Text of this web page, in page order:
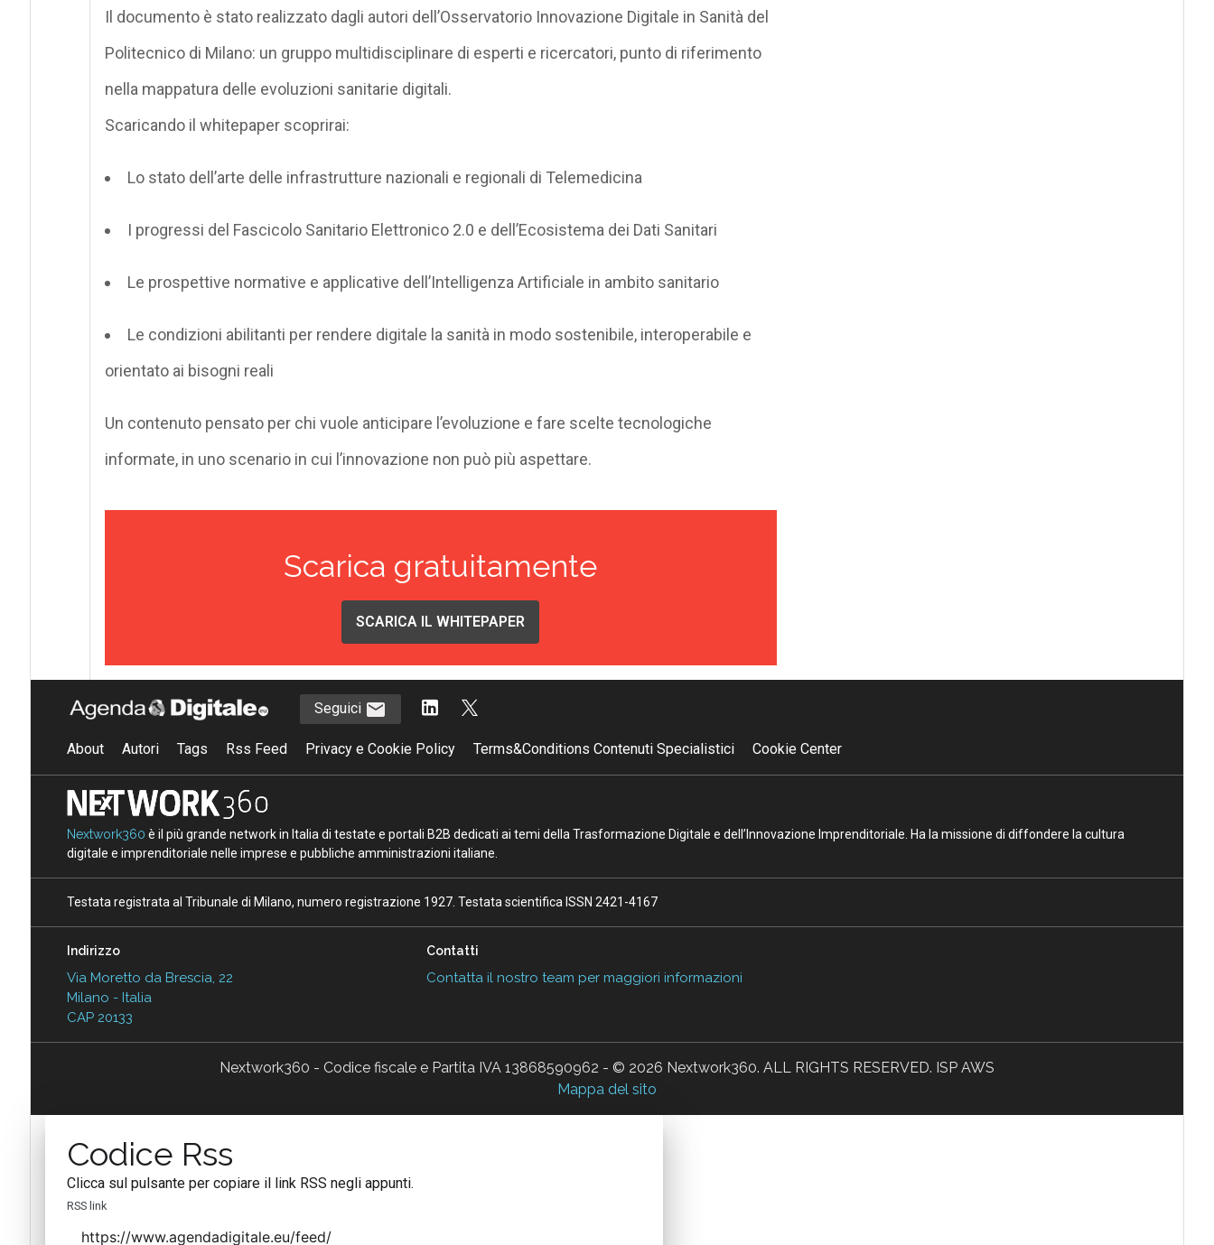
Il documento è stato realizzato dagli autori dell’Osservatorio Innovazione Digitale in Sanità del
Politecnico di Milano: un gruppo multidisciplinare di esperti e ricercatori, punto di riferimento
nella mappatura delle evoluzioni sanitarie digitali.
Scaricando il whitepaperscoprirai:
Lo stato dell’arte delle infrastrutture nazionali e regionali di Telemedicina
I progressi del Fascicolo Sanitario Elettronico 2.0 e dell’Ecosistema dei Dati Sanitari
Le prospettive normative e applicative dell’Intelligenza Artificiale in ambito sanitario
Le condizioni abilitanti per rendere digitale la sanità in modo sostenibile, interoperabile e
orientato ai bisogni reali
Un contenuto pensato per chi vuole anticipare l’evoluzione e fare scelte tecnologiche
informate, in uno scenario in cui l’innovazione non può più aspettare.
Scarica gratuitamente
SCARICA IL WHITEPAPER
Seguici
About Autori Tags Rss Feed Privacy e Cookie Policy Terms&Conditions Contenuti Specialistici Cookie Center
Nextwork360 è il più grande network in Italia di testate e portali B2B dedicati ai temi della Trasformazione Digitale e dell’Innovazione Imprenditoriale. Ha la missione di diffondere la cultura
digitale e imprenditoriale nelle imprese e pubbliche amministrazioni italiane.
Testata registrata al Tribunale di Milano, numero registrazione 1927. Testata scientifica ISSN 2421-4167
Indirizzo
Via Moretto da Brescia, 22
Milano - Italia
CAP 20133
Contatti
Contatta il nostro team per maggiori informazioni
Nextwork360 - Codice fiscale e Partita IVA 13868590962 - © 2026 Nextwork360. ALL RIGHTS RESERVED. ISP AWS
Mappa del sito
Codice Rss
Clicca sul pulsante per copiare il link RSS negli appunti.
RSS link